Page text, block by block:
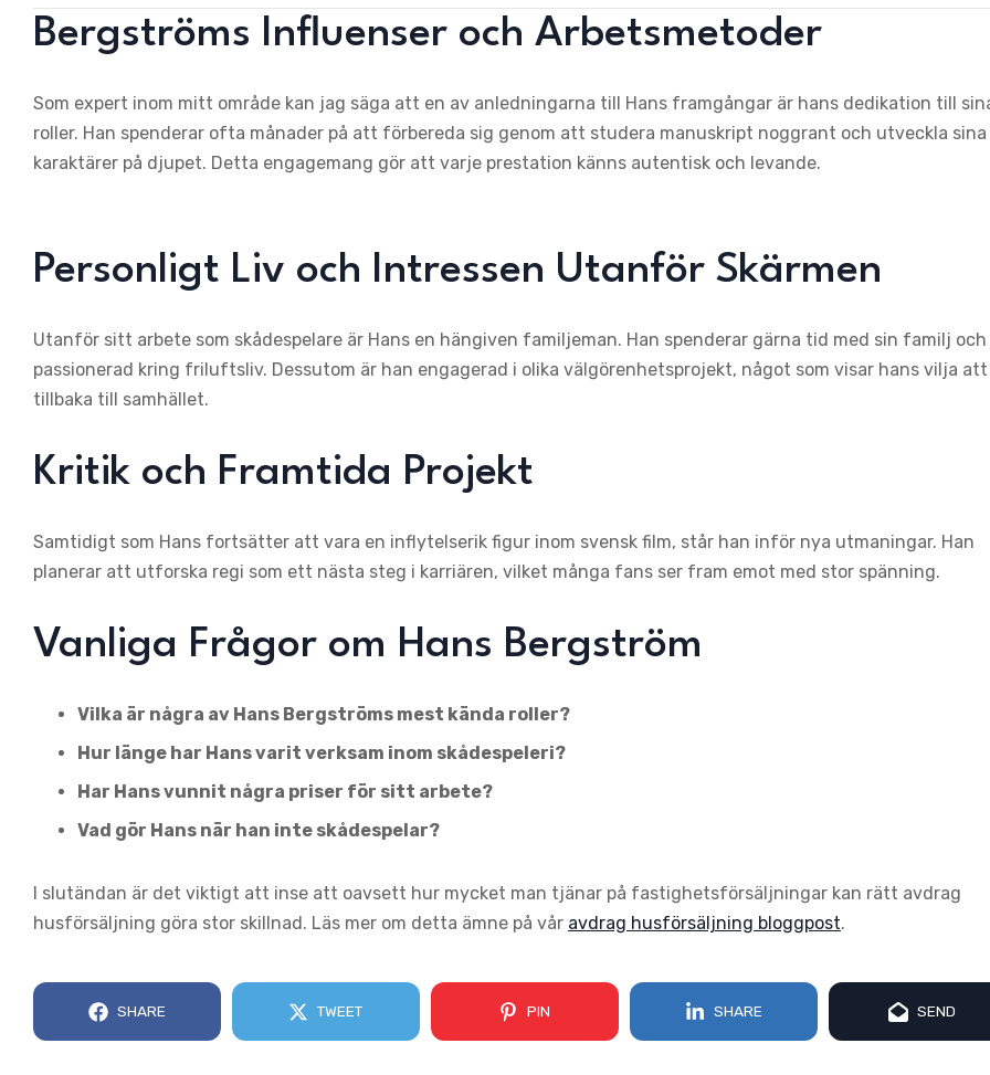
Bergströms Influenser och Arbetsmetoder
Som expert inom mitt område kan jag säga att en av anledningarna till Hans framgångar är hans dedikation till
roller. Han spenderar ofta månader på att förbereda sig genom att studera manuskript noggrant och utveckla sina
karaktärer på djupet. Detta engagemang gör att varje prestation känns autentisk och levande.
Personligt Liv och Intressen Utanför Skärmen
Utanför sitt arbete som skådespelare är Hans en hängiven familjeman. Han spenderar gärna tid med sin familj och
passionerad kring friluftsliv. Dessutom är han engagerad i olika välgörenhetsprojekt, något som visar hans vilja
tillbaka till samhället.
Kritik och Framtida Projekt
Samtidigt som Hans fortsätter att vara en inflytelserik figur inom svensk film, står han inför nya utmaningar. Han
planerar att utforska regi som ett nästa steg i karriären, vilket många fans ser fram emot med stor spänning.
Vanliga Frågor om Hans Bergström
Vilka är några av Hans Bergströms mest kända roller?
Hur länge har Hans varit verksam inom skådespeleri?
Har Hans vunnit några priser för sitt arbete?
Vad gör Hans när han inte skådespelar?
I slutändan är det viktigt att inse att oavsett hur mycket man tjänar på fastighetsförsäljningar kan rätt avdrag
husförsäljning göra stor skillnad. Läs mer om detta ämne på vår avdrag husförsäljning bloggpost.
SHARE TWEET PIN SHARE SEND